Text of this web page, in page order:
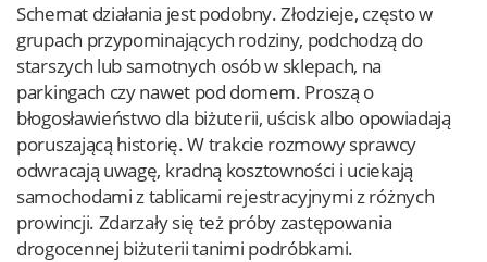
Schemat działania jest podobny. Złodzieje, często w
grupach przypominających rodziny, podchodzą do
starszych lub samotnych osób w sklepach, na
parkingach czy nawet pod domem. Proszą o
błogosławieństwo dla biżuterii, uścisk albo opowiadają
poruszającą historię. W trakcie rozmowy sprawcy
odwracają uwagę, kradną kosztowności i uciekają
samochodami z tablicami rejestracyjnymi z różnych
prowincji. Zdarzały się też próby zastępowania
drogocennej biżuterii tanimi podróbkami.